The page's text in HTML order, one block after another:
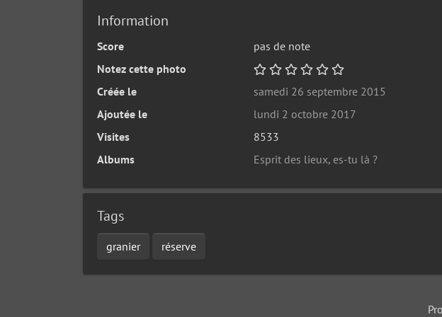
Information
Score
pas de note
Notez cette photo
Créée le
samedi 26 septembre 2015
Ajoutée le
lundi 2 octobre 2017
Visites
8533
Albums
Esprit des lieux, es-tu là ?
Tags
granier réserve